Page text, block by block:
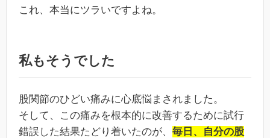
これ、本当にツラいですよね。
私もそうでした
股関節のひどい痛みに心底悩まされました。
そして、この痛みを根本的に改善するために試行
錯誤した結果たどり着いたのが、 毎日、自分の股